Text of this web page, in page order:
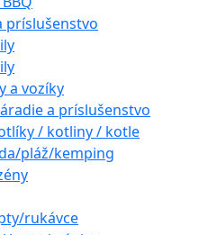
príslušenstvo
a vozíky
a príslušenstvo
/ kotliny / kotle
pláž/kemping
rukávce